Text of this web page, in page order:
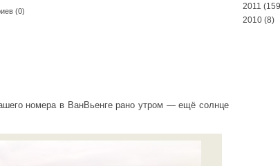
(0)
номера в ВанВьенге рано утром — ещё солнце
2011
2010 (8)